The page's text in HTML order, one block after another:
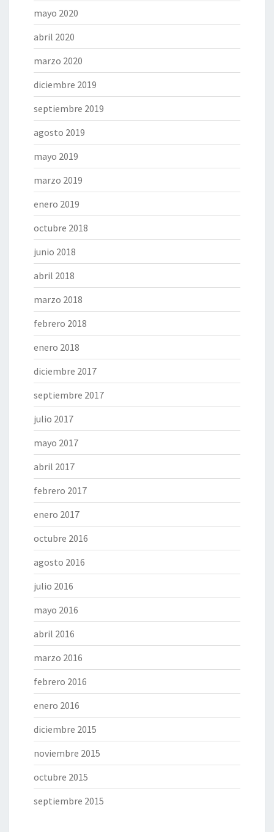
mayo 2020
abril 2020
marzo 2020
diciembre 2019
septiembre 2019
agosto 2019
mayo 2019
marzo 2019
enero 2019
octubre 2018
junio 2018
abril 2018
marzo 2018
febrero 2018
enero 2018
diciembre 2017
septiembre 2017
julio 2017
mayo 2017
abril 2017
febrero 2017
enero 2017
octubre 2016
agosto 2016
julio 2016
mayo 2016
abril 2016
marzo 2016
febrero 2016
enero 2016
diciembre 2015
noviembre 2015
octubre 2015
septiembre 2015